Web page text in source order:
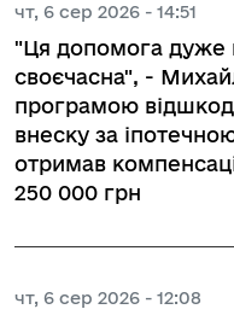
чт, 6 сер 2026 - 14:51
"Ця допомога дуже
своєчасна", -
програмою
внеску за
отримав
250 000 грн
чт, 6 сер 2026 - 12:08